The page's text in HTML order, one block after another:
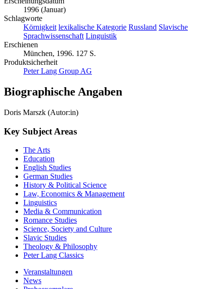
1996 (Januar)
Schlagworte
Körnigkeit lexikalische Kategorie Russland Slavische
Sprachwissenschaft Linguistik
Erschienen
München, 1996. 127 S.
Produktsicherheit
Peter Lang Group AG
Biographische Angaben
Doris Marszk (Autor:in)
Key Subject Areas
The Arts
Education
English Studies
German Studies
History & Political Science
Law, Economics & Management
Linguistics
Media & Communication
Romance Studies
Science, Society and Culture
Slavic Studies
Theology & Philosophy
Peter Lang Classics
Veranstaltungen
News